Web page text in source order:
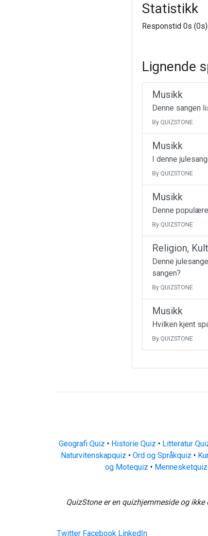
Statistikk
Responstid 0s
Lignende
Musikk
Denne sangen
By QUIZSTONE
Musikk
I denne
By QUIZSTONE
Musikk
Denne
By QUIZSTONE
Religion,
Denne
sangen?
By QUIZSTONE
Musikk
Hvilken kjent
By QUIZSTONE
Geografi Quiz • Historie Quiz • Litteratur
Naturvitenskapquiz • Ord og Språkquiz •
og Motequiz • Mennesketquiz
QuizStone er en quizhjemmeside og
Twitter Facebook LinkedIn